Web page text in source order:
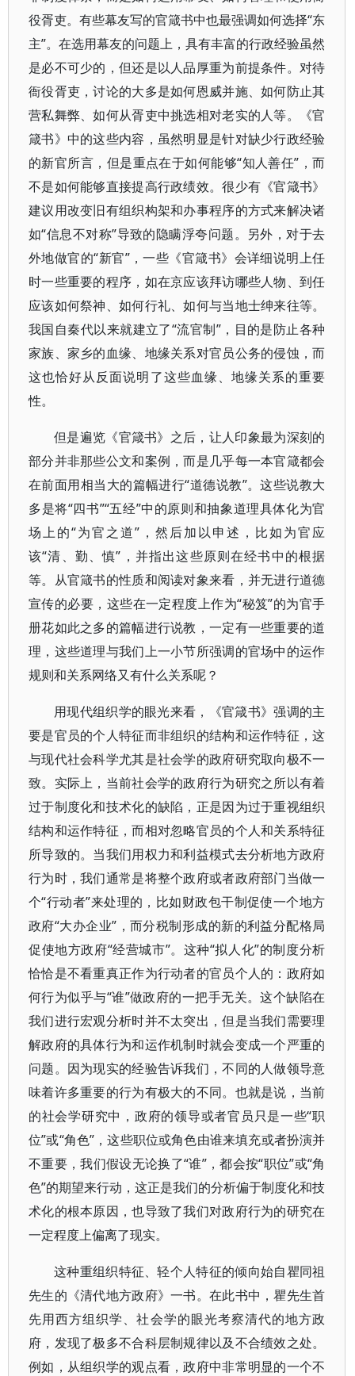
役胥吏。有些幕友写的官箴书中也最强调如何选择“东
主”。在选用幕友的问题上，具有丰富的行政经验虽然
是必不可少的，但还是以人品厚重为前提条件。对待
衙役胥吏，讨论的大多是如何恩威并施、如何防止其
营私舞弊、如何从胥吏中挑选相对老实的人等。《官
箴书》中的这些内容，虽然明显是针对缺少行政经验
的新官所言，但是重点在于如何能够“知人善任”，而
不是如何能够直接提高行政绩效。很少有《官箴书》
建议用改变旧有组织构架和办事程序的方式来解决诸
如“信息不对称”导致的隐瞒浮夸问题。另外，对于去
外地做官的“新官”，一些《官箴书》会详细说明上任
时一些重要的程序，如在京应该拜访哪些人物、到任
应该如何祭神、如何行礼、如何与当地士绅来往等。
我国自秦代以来就建立了“流官制”，目的是防止各种
家族、家乡的血缘、地缘关系对官员公务的侵蚀，而
这也恰好从反面说明了这些血缘、地缘关系的重要
性。
但是遍览《官箴书》之后，让人印象最为深刻的
部分并非那些公文和案例，而是几乎每一本官箴都会
在前面用相当大的篇幅进行“道德说教”。这些说教大
多是将“四书”“五经”中的原则和抽象道理具体化为官
场上的“为官之道”，然后加以申述，比如为官应
该“清、勤、慎”，并指出这些原则在经书中的根据
等。从官箴书的性质和阅读对象来看，并无进行道德
宣传的必要，这些在一定程度上作为“秘笈”的为官手
册花如此之多的篇幅进行说教，一定有一些重要的道
理，这些道理与我们上一小节所强调的官场中的运作
规则和关系网络又有什么关系呢？
用现代组织学的眼光来看，《官箴书》强调的主
要是官员的个人特征而非组织的结构和运作特征，这
与现代社会科学尤其是社会学的政府研究取向极不一
致。实际上，当前社会学的政府行为研究之所以有着
过于制度化和技术化的缺陷，正是因为过于重视组织
结构和运作特征，而相对忽略官员的个人和关系特征
所导致的。当我们用权力和利益模式去分析地方政府
行为时，我们通常是将整个政府或者政府部门当做一
个“行动者”来处理的，比如财政包干制促使一个地方
政府“大办企业”，而分税制形成的新的利益分配格局
促使地方政府“经营城市”。这种“拟人化”的制度分析
恰恰是不看重真正作为行动者的官员个人的：政府如
何行为似乎与“谁”做政府的一把手无关。这个缺陷在
我们进行宏观分析时并不太突出，但是当我们需要理
解政府的具体行为和运作机制时就会变成一个严重的
问题。因为现实的经验告诉我们，不同的人做领导意
味着许多重要的行为有极大的不同。也就是说，当前
的社会学研究中，政府的领导或者官员只是一些“职
位”或“角色”，这些职位或角色由谁来填充或者扮演并
不重要，我们假设无论换了“谁”，都会按“职位”或“角
色”的期望来行动，这正是我们的分析偏于制度化和技
术化的根本原因，也导致了我们对政府行为的研究在
一定程度上偏离了现实。
这种重组织特征、轻个人特征的倾向始自瞿同祖
先生的《清代地方政府》一书。在此书中，瞿先生首
先用西方组织学、社会学的眼光考察清代的地方政
府，发现了极多不合科层制规律以及不合绩效之处。
例如，从组织学的观点看，政府中非常明显的一个不